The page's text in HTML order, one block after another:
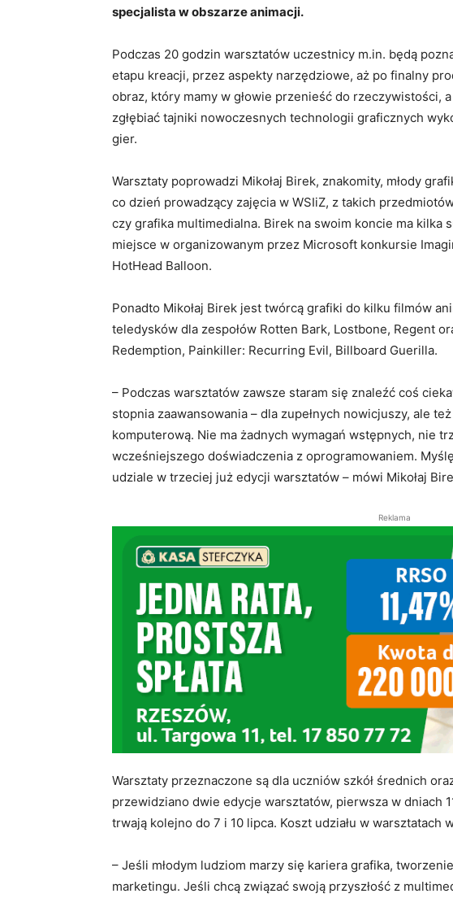
specjalista w obszarze animacji.
Podczas 20 godzin warsztatów uczestnicy m.in. będą
etapu kreacji, przez aspekty narzędziowe, aż po finalny
obraz, który mamy w głowie przenieść do rzeczywistości,
zgłębiać tajniki nowoczesnych technologii graficznych
gier.
Warsztaty poprowadzi Mikołaj Birek, znakomity, młody
co dzień prowadzący zajęcia w WSIiZ, z takich
czy grafika multimedialna. Birek na swoim koncie ma kilka
miejsce w organizowanym przez Microsoft konkursie
HotHead Balloon.
Ponadto Mikołaj Birek jest twórcą grafiki do kilku filmów
teledysków dla zespołów Rotten Bark, Lostbone, Regent
Redemption, Painkiller: Recurring Evil, Billboard Guerilla.
– Podczas warsztatów zawsze staram się znaleźć coś
stopnia zaawansowania – dla zupełnych nowicjuszy, ale
komputerową. Nie ma żadnych wymagań wstępnych, nie
wcześniejszego doświadczenia z oprogramowaniem.
udziale w trzeciej już edycji warsztatów – mówi Mikołaj
Reklama
Warsztaty przeznaczone są dla uczniów szkół średnich
przewidziano dwie edycje warsztatów, pierwsza w dniach
trwają kolejno do 7 i 10 lipca. Koszt udziału w warsztatach
– Jeśli młodym ludziom marzy się kariera grafika,
marketingu. Jeśli chcą związać swoją przyszłość z